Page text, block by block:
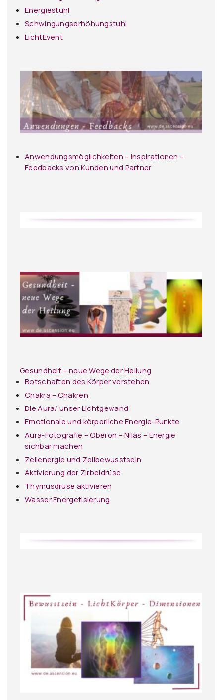
Energiestuhl
Schwingungserhöhungstuhl
LichtEvent
Anwendungsmöglichkeiten – Inspirationen –
Feedbacks von Kunden und Partner
Gesundheit – neue Wege der Heilung
Botschaften des Körper verstehen
Chakra – Chakren
Die Aura/ unser Lichtgewand
Emotionale und körperliche Energie-Punkte
Aura-Fotografie – Oberon – Nilas – Energie
sichbar machen
Zellenergie und Zellbewusstsein
Aktivierung der Zirbeldrüse
Thymusdrüse aktivieren
Wasser Energetisierung